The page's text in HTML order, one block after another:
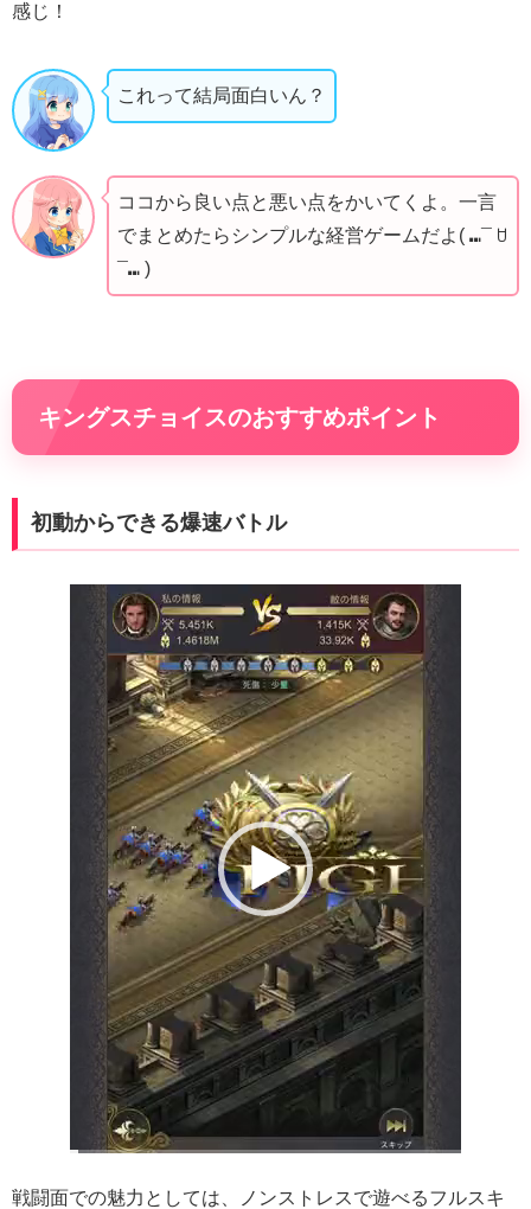
感じ！
これって結局面白いん？
ココから良い点と悪い点をかいてくよ。一言
でまとめたらシンプルな経営ゲームだよ( ⑉¯ ꇴ
¯⑉ )
キングスチョイスのおすすめポイント
初動からできる爆速バトル
戦闘面での魅力としては、ノンストレスで遊べるフルスキ